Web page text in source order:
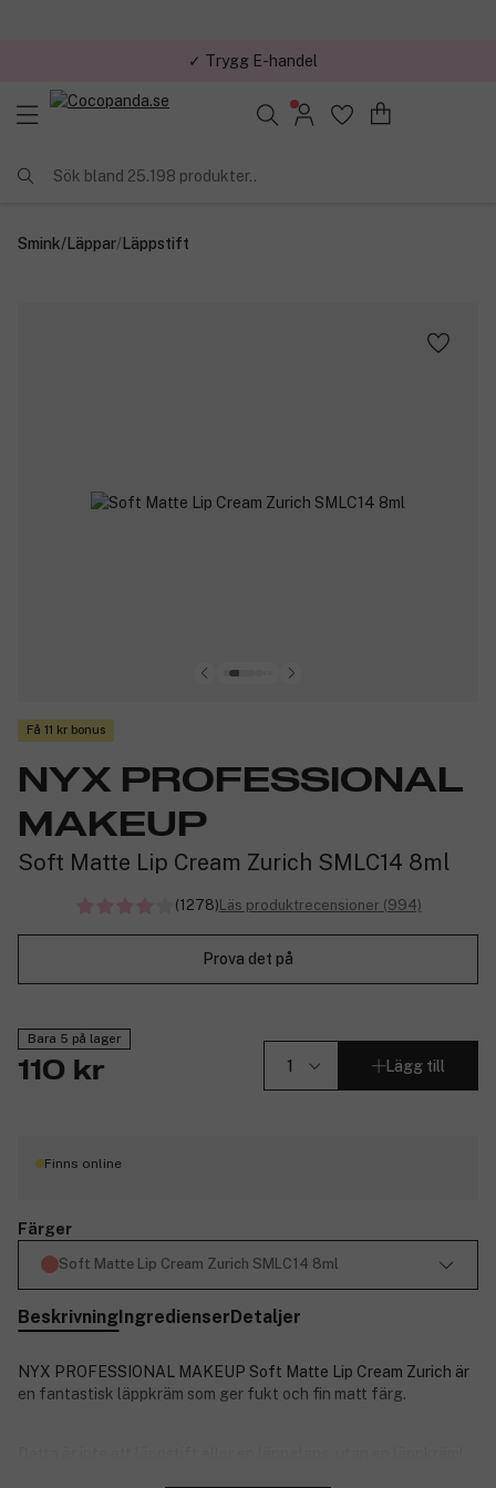
✓ Trygg E-handel
Sök bland 25.198 produkter..
Smink/Läppar/Läppstift
Få 11 kr bonus
NYX PROFESSIONAL
MAKEUP
Soft Matte Lip Cream Zurich SMLC14 8ml
(1278)Läs produktrecensioner (994)
Prova det på
Bara 5 på lager
110 kr Lägg till
Finns online
Färger
Soft Matte Lip Cream Zurich SMLC14 8ml
BeskrivningIngredienserDetaljer
NYX PROFESSIONAL MAKEUP Soft Matte Lip Cream Zurich är
en fantastisk läppkräm som ger fukt och fin matt färg.